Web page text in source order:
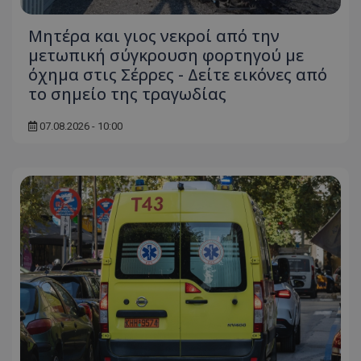
Μητέρα και γιος νεκροί από την
μετωπική σύγκρουση φορτηγού με
όχημα στις Σέρρες - Δείτε εικόνες από
το σημείο της τραγωδίας
07.08.2026 - 10:00
VISITOR_PRIVACY_METADATA
YouTube
.youtube.com